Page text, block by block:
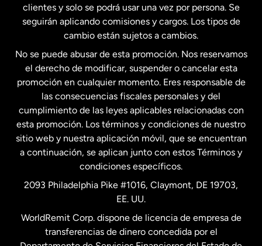
Estados Unidos Español
Francia
Malasia
Nueva Zelanda
Países Bajos
clientes y solo se podrá usar una vez por persona. Se
seguirán aplicando comisiones y cargos. Los tipos de
cambio están sujetos a cambios.
No se puede abusar de esta promoción. Nos reservamos
el derecho de modificar, suspender o cancelar esta
promoción en cualquier momento. Eres responsable de
las consecuencias fiscales personales y del
cumplimiento de las leyes aplicables relacionadas con
esta promoción. Los términos y condiciones de nuestro
sitio web y nuestra aplicación móvil, que se encuentran
a continuación, se aplican junto con estos Términos y
condiciones específicos.
2093 Philadelphia Pike #1016, Claymont, DE 19703,
EE. UU.
WorldRemit Corp. dispone de licencia de empresa de
transferencias de dinero concedida por el